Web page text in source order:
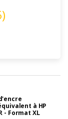
à HP
- Format XL